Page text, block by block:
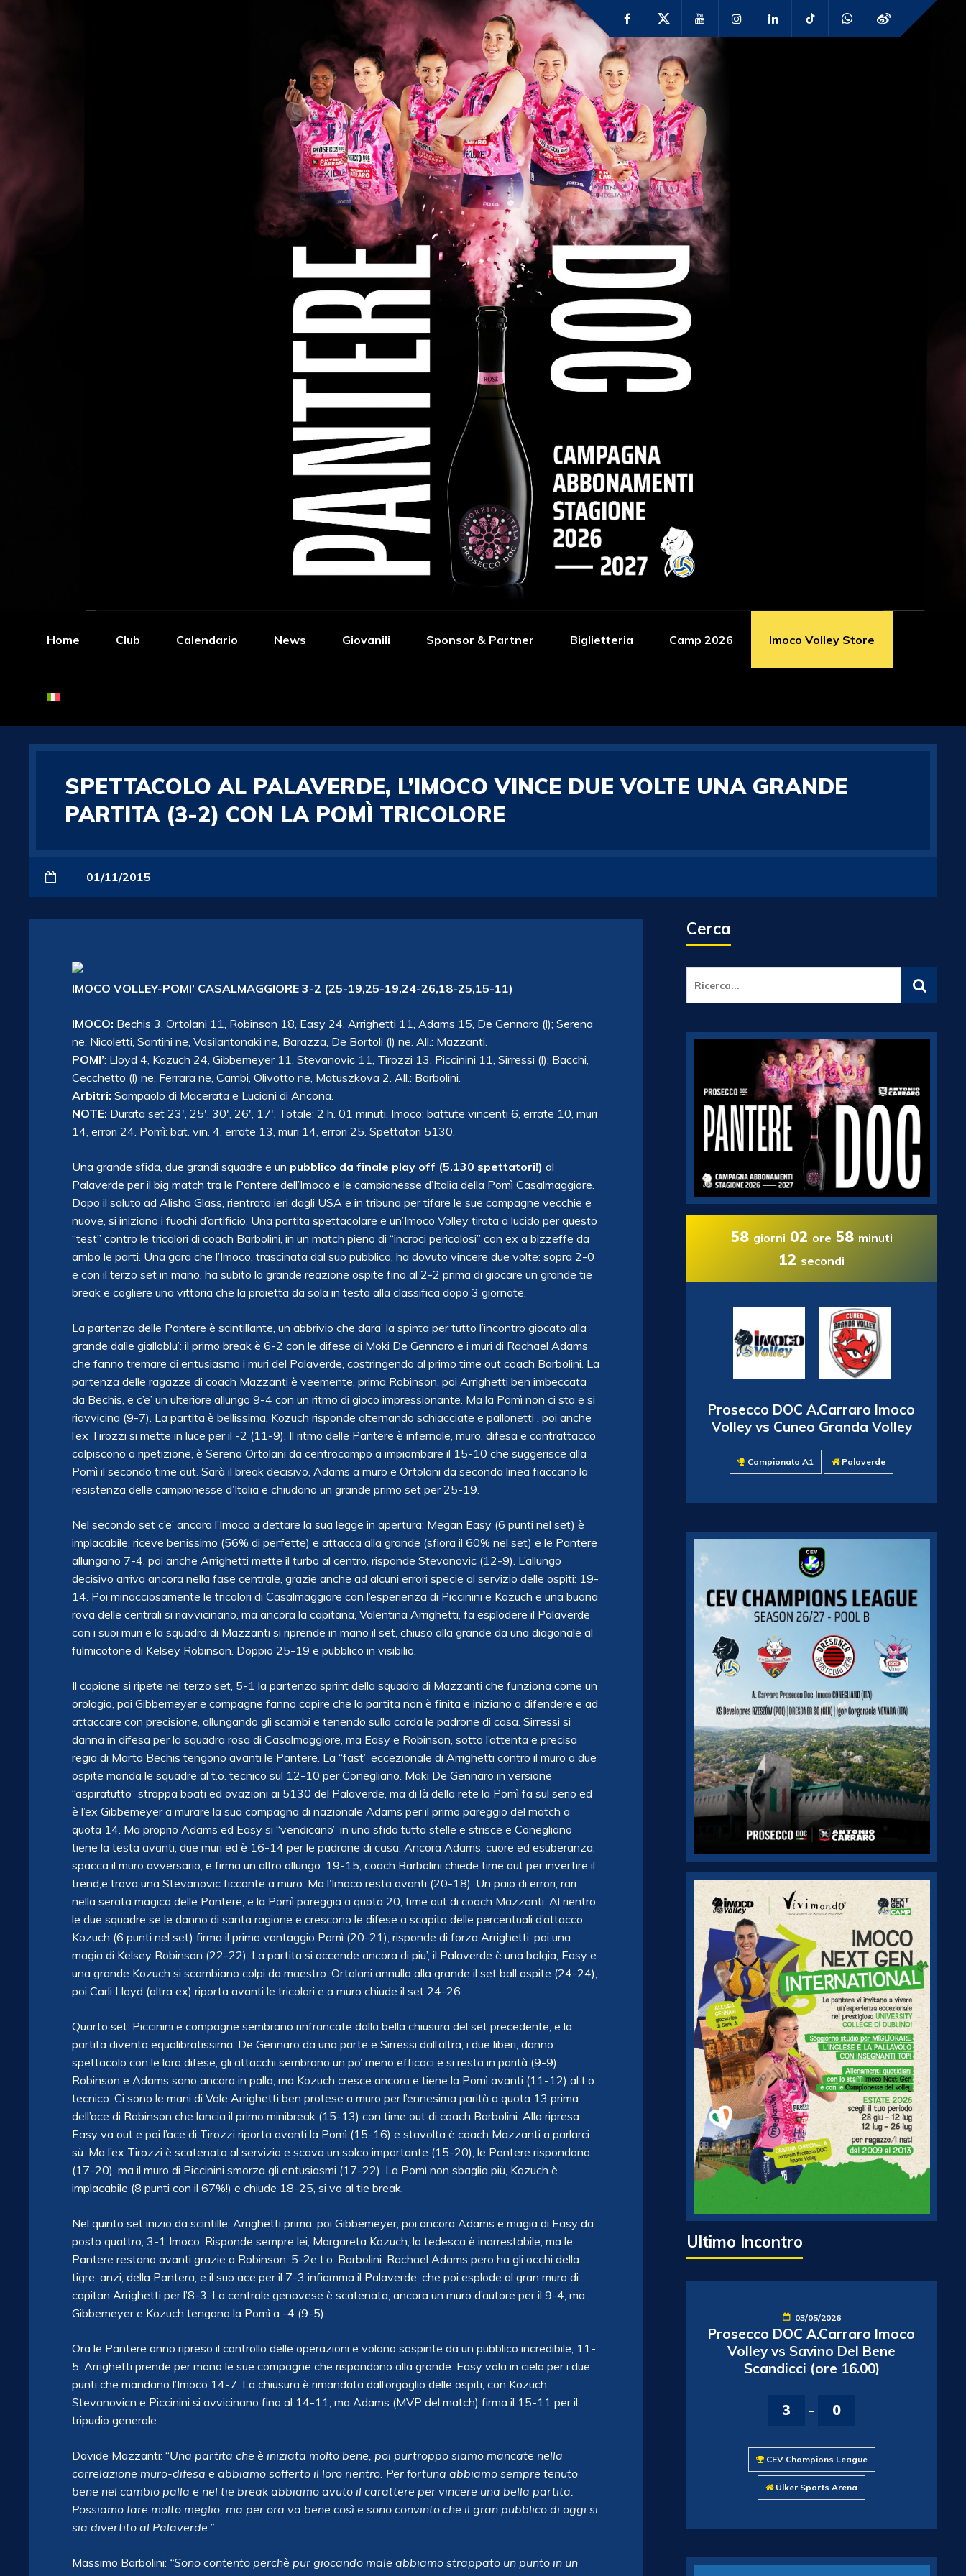
Home Club Calendario News Giovanili Sponsor & Partner Biglietteria Camp 2026 Imoco Volley Store
SPETTACOLO AL PALAVERDE, L’IMOCO VINCE DUE VOLTE UNA GRANDE
PARTITA (3-2) CON LA POMÌ TRICOLORE
01/11/2015
IMOCO VOLLEY-POMI’ CASALMAGGIORE 3-2 (25-19,25-19,24-26,18-25,15-11)
IMOCO: Bechis 3, Ortolani 11, Robinson 18, Easy 24, Arrighetti 11, Adams 15, De Gennaro (l); Serena
ne, Nicoletti, Santini ne, Vasilantonaki ne, Barazza, De Bortoli (l) ne. All.: Mazzanti.
POMI’: Lloyd 4, Kozuch 24, Gibbemeyer 11, Stevanovic 11, Tirozzi 13, Piccinini 11, Sirressi (l); Bacchi,
Cecchetto (l) ne, Ferrara ne, Cambi, Olivotto ne, Matuszkova 2. All.: Barbolini.
Arbitri: Sampaolo di Macerata e Luciani di Ancona.
NOTE: Durata set 23′, 25′, 30′, 26′, 17′. Totale: 2 h. 01 minuti. Imoco: battute vincenti 6, errate 10, muri
14, errori 24. Pomì: bat. vin. 4, errate 13, muri 14, errori 25. Spettatori 5130.
Una grande sfida, due grandi squadre e un pubblico da finale play off (5.130 spettatori!) al
Palaverde per il big match tra le Pantere dell’Imoco e le campionesse d’Italia della Pomì Casalmaggiore.
Dopo il saluto ad Alisha Glass, rientrata ieri dagli USA e in tribuna per tifare le sue compagne vecchie e
nuove, si iniziano i fuochi d’artificio. Una partita spettacolare e un’Imoco Volley tirata a lucido per questo
“test” contro le tricolori di coach Barbolini, in un match pieno di “incroci pericolosi” con ex a bizzeffe da
ambo le parti. Una gara che l’Imoco, trascinata dal suo pubblico, ha dovuto vincere due volte: sopra 2-0
e con il terzo set in mano, ha subito la grande reazione ospite fino al 2-2 prima di giocare un grande tie
break e cogliere una vittoria che la proietta da sola in testa alla classifica dopo 3 giornate.
La partenza delle Pantere è scintillante, un abbrivio che dara’ la spinta per tutto l’incontro giocato alla
grande dalle gialloblu’: il primo break è 6-2 con le difese di Moki De Gennaro e i muri di Rachael Adams
che fanno tremare di entusiasmo i muri del Palaverde, costringendo al primo time out coach Barbolini. La
partenza delle ragazze di coach Mazzanti è veemente, prima Robinson, poi Arrighetti ben imbeccata
da Bechis, e c’e’ un ulteriore allungo 9-4 con un ritmo di gioco impressionante. Ma la Pomì non ci sta e si
riavvicina (9-7). La partita è bellissima, Kozuch risponde alternando schiacciate e pallonetti , poi anche
l’ex Tirozzi si mette in luce per il -2 (11-9). Il ritmo delle Pantere è infernale, muro, difesa e contrattacco
colpiscono a ripetizione, è Serena Ortolani da centrocampo a impiombare il 15-10 che suggerisce alla
Pomì il secondo time out. Sarà il break decisivo, Adams a muro e Ortolani da seconda linea fiaccano la
resistenza delle campionesse d’Italia e chiudono un grande primo set per 25-19.
Nel secondo set c’e’ ancora l’Imoco a dettare la sua legge in apertura: Megan Easy (6 punti nel set) è
implacabile, riceve benissimo (56% di perfette) e attacca alla grande (sfiora il 60% nel set) e le Pantere
allungano 7-4, poi anche Arrighetti mette il turbo al centro, risponde Stevanovic (12-9). L’allungo
decisivo arriva ancora nella fase centrale, grazie anche ad alcuni errori specie al servizio delle ospiti: 19-
14. Poi minacciosamente le tricolori di Casalmaggiore con l’esperienza di Piccinini e Kozuch e una buona
rova delle centrali si riavvicinano, ma ancora la capitana, Valentina Arrighetti, fa esplodere il Palaverde
con i suoi muri e la squadra di Mazzanti si riprende in mano il set, chiuso alla grande da una diagonale al
fulmicotone di Kelsey Robinson. Doppio 25-19 e pubblico in visibilio.
Il copione si ripete nel terzo set, 5-1 la partenza sprint della squadra di Mazzanti che funziona come un
orologio, poi Gibbemeyer e compagne fanno capire che la partita non è finita e iniziano a difendere e ad
attaccare con precisione, allungando gli scambi e tenendo sulla corda le padrone di casa. Sirressi si
danna in difesa per la squadra rosa di Casalmaggiore, ma Easy e Robinson, sotto l’attenta e precisa
regia di Marta Bechis tengono avanti le Pantere. La “fast” eccezionale di Arrighetti contro il muro a due
ospite manda le squadre al t.o. tecnico sul 12-10 per Conegliano. Moki De Gennaro in versione
“aspiratutto” strappa boati ed ovazioni ai 5130 del Palaverde, ma di là della rete la Pomì fa sul serio ed
è l’ex Gibbemeyer a murare la sua compagna di nazionale Adams per il primo pareggio del match a
quota 14. Ma proprio Adams ed Easy si “vendicano” in una sfida tutta stelle e strisce e Conegliano
tiene la testa avanti, due muri ed è 16-14 per le padrone di casa. Ancora Adams, cuore ed esuberanza,
spacca il muro avversario, e firma un altro allungo: 19-15, coach Barbolini chiede time out per invertire il
trend,e trova una Stevanovic ficcante a muro. Ma l’Imoco resta avanti (20-18). Un paio di errori, rari
nella serata magica delle Pantere, e la Pomì pareggia a quota 20, time out di coach Mazzanti. Al rientro
le due squadre se le danno di santa ragione e crescono le difese a scapito delle percentuali d’attacco:
Kozuch (6 punti nel set) firma il primo vantaggio Pomì (20-21), risponde di forza Arrighetti, poi una
magia di Kelsey Robinson (22-22). La partita si accende ancora di piu’, il Palaverde è una bolgia, Easy e
una grande Kozuch si scambiano colpi da maestro. Ortolani annulla alla grande il set ball ospite (24-24),
poi Carli Lloyd (altra ex) riporta avanti le tricolori e a muro chiude il set 24-26.
Quarto set: Piccinini e compagne sembrano rinfrancate dalla bella chiusura del set precedente, e la
partita diventa equolibratissima. De Gennaro da una parte e Sirressi dall’altra, i due liberi, danno
spettacolo con le loro difese, gli attacchi sembrano un po’ meno efficaci e si resta in parità (9-9).
Robinson e Adams sono ancora in palla, ma Kozuch cresce ancora e tiene la Pomì avanti (11-12) al t.o.
tecnico. Ci sono le mani di Vale Arrighetti ben protese a muro per l’ennesima parità a quota 13 prima
dell’ace di Robinson che lancia il primo minibreak (15-13) con time out di coach Barbolini. Alla ripresa
Easy va out e poi l’ace di Tirozzi riporta avanti la Pomì (15-16) e stavolta è coach Mazzanti a parlarci
sù. Ma l’ex Tirozzi è scatenata al servizio e scava un solco importante (15-20), le Pantere rispondono
(17-20), ma il muro di Piccinini smorza gli entusiasmi (17-22). La Pomì non sbaglia più, Kozuch è
implacabile (8 punti con il 67%!) e chiude 18-25, si va al tie break.
Nel quinto set inizio da scintille, Arrighetti prima, poi Gibbemeyer, poi ancora Adams e magia di Easy da
posto quattro, 3-1 Imoco. Risponde sempre lei, Margareta Kozuch, la tedesca è inarrestabile, ma le
Pantere restano avanti grazie a Robinson, 5-2e t.o. Barbolini. Rachael Adams pero ha gli occhi della
tigre, anzi, della Pantera, e il suo ace per il 7-3 infiamma il Palaverde, che poi esplode al gran muro di
capitan Arrighetti per l’8-3. La centrale genovese è scatenata, ancora un muro d’autore per il 9-4, ma
Gibbemeyer e Kozuch tengono la Pomì a -4 (9-5).
Ora le Pantere anno ripreso il controllo delle operazioni e volano sospinte da un pubblico incredibile, 11-
5. Arrighetti prende per mano le sue compagne che rispondono alla grande: Easy vola in cielo per i due
punti che mandano l’Imoco 14-7. La chiusura è rimandata dall’orgoglio delle ospiti, con Kozuch,
Stevanovicn e Piccinini si avvicinano fino al 14-11, ma Adams (MVP del match) firma il 15-11 per il
tripudio generale.
Davide Mazzanti: “Una partita che è iniziata molto bene, poi purtroppo siamo mancate nella
correlazione muro-difesa e abbiamo sofferto il loro rientro. Per fortuna abbiamo sempre tenuto
bene nel cambio palla e nel tie break abbiamo avuto il carattere per vincere una bella partita.
Possiamo fare molto meglio, ma per ora va bene così e sono convinto che il gran pubblico di oggi si
sia divertito al Palaverde.”
Massimo Barbolini: “Sono contento perchè pur giocando male abbiamo strappato un punto in un
Cerca
58 giorni 02 ore 58 minuti
11 secondi
Prosecco DOC A.Carraro Imoco
Volley vs Cuneo Granda Volley
Campionato A1 Palaverde
Ultimo Incontro
03/05/2026
Prosecco DOC A.Carraro Imoco
Volley vs Savino Del Bene
Scandicci (ore 16.00)
3 - 0
CEV Champions League
Ülker Sports Arena